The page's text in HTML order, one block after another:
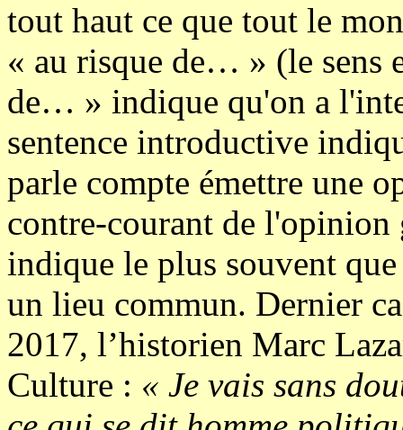
tout haut ce que tout le
« au risque de… » (le sens
de… » indique qu'on a
sentence introductive
parle compte émettre une
contre-courant de l'opinion
indique le plus souvent que
un lieu commun. Dernier
2017, l’historien Marc
Culture : « Je vais sans